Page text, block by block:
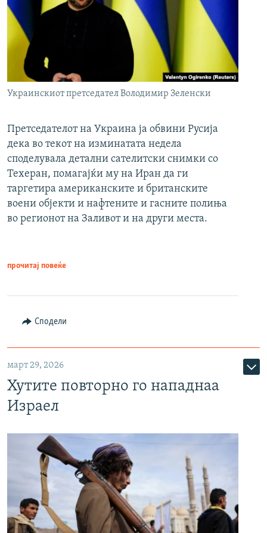
Украинскиот претседател Володимир Зеленски
Претседателот на Украина ја обвини Русија
дека во текот на изминатата недела
споделувала детални сателитски снимки со
Техеран, помагајќи му на Иран да ги
таргетира американските и британските
воени објекти и нафтените и гасните полиња
во регионот на Заливот и на други места.
прочитај повеќе
Сподели
март 29, 2026
Хутите повторно го нападнаа
Израел